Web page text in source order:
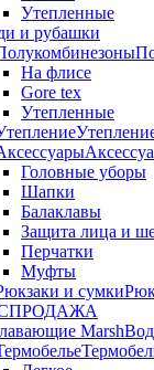
Утепленные
и рубашки
На флисе
Gore tex
Утепленные
Головные уборы
Шапки
Балаклавы
Защита лица и
Перчатки
Муфты